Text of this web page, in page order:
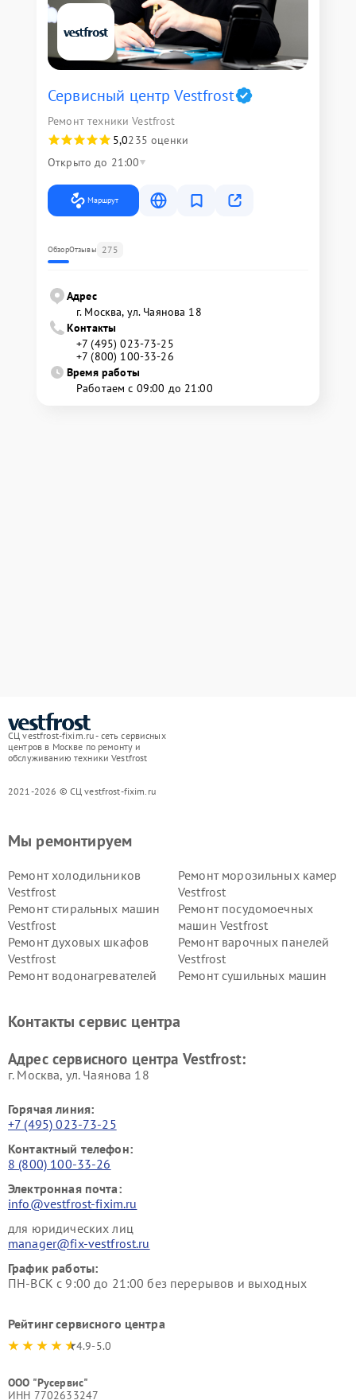
Сервисный центр Vestfrost
Ремонт техники Vestfrost
5,0235 оценки
Открыто до 21:00
Маршрут
ОбзорОтзывы 275
Адрес
г. Москва, ул. Чаянова 18
Контакты
+7 (495) 023-73-25
+7 (800) 100-33-26
Время работы
Работаем с 09:00 до 21:00
СЦ vestfrost-fixim.ru - сеть сервисных
центров в Москве по ремонту и
обслуживанию техники Vestfrost
2021-2026 © СЦ vestfrost-fixim.ru
Мы ремонтируем
Ремонт холодильников
Vestfrost
Ремонт морозильных камер
Vestfrost
Ремонт стиральных машин
Vestfrost
Ремонт посудомоечных
машин Vestfrost
Ремонт духовых шкафов
Vestfrost
Ремонт варочных панелей
Vestfrost
Ремонт водонагревателей
Ремонт сушильных машин
Vestfrost
Контакты сервис центра
Адрес сервисного центра Vestfrost:
г. Москва, ул. Чаянова 18
Горячая линия:
+7 (495) 023-73-25
Контактный телефон:
8 (800) 100-33-26
Электронная почта:
info@vestfrost-fixim.ru
для юридических лиц
manager@fix-vestfrost.ru
График работы:
ПН-ВСК с 9:00 до 21:00 без перерывов и выходных
Рейтинг сервисного центра
4.9-5.0
ООО "Русервис"
ИНН 7702633247